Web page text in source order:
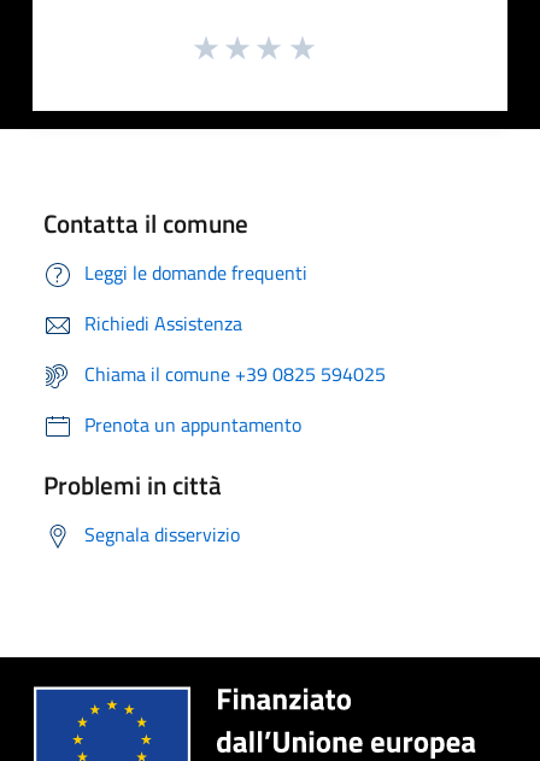
Contatta il comune
Leggi le domande frequenti
Richiedi Assistenza
Chiama il comune +39 0825 594025
Prenota un appuntamento
Problemi in città
Segnala disservizio